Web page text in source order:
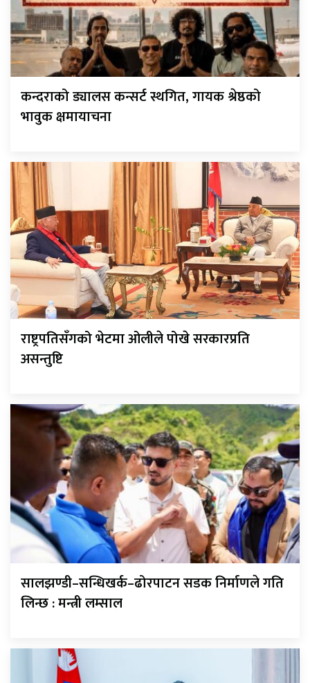
कन्दराको ड्यालस कन्सर्ट स्थगित, गायक श्रेष्ठको
भावुक क्षमायाचना
राष्ट्रपतिसँगको भेटमा ओलीले पोखे सरकारप्रति
असन्तुष्टि
सालझण्डी–सन्धिखर्क–ढोरपाटन सडक निर्माणले गति
लिन्छ : मन्त्री लम्साल